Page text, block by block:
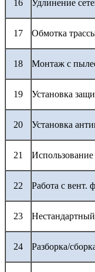
16 Удлинение
17 Обмотка
18 Монтаж с
19 Установка
20 Установка
21
22 Работа с вент.
23
24 Разборка/